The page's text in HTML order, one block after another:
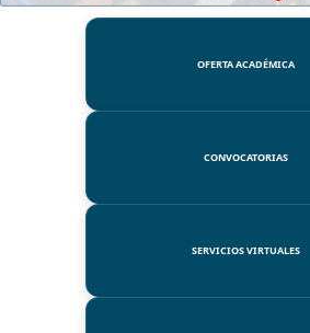
OFERTA ACADÉMICA
CONVOCATORIAS
SERVICIOS VIRTUALES